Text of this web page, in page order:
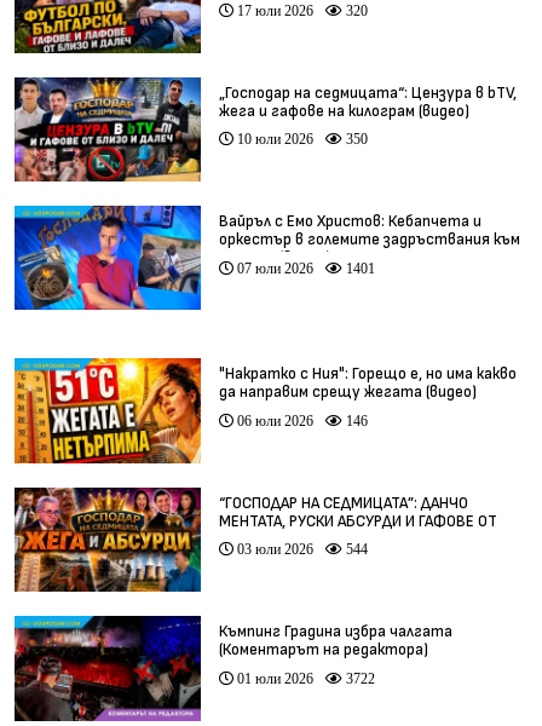
17 юли 2026 320
„Господар на седмицата“: Цензура в bTV,
жега и гафове на килограм (видео)
10 юли 2026 350
Вайръл с Емо Христов: Кебапчета и
оркестър в големите задръствания към
морето (видео)
07 юли 2026 1401
"Накратко с Ния": Горещо е, но има какво
да направим срещу жегата (видео)
06 юли 2026 146
“ГОСПОДАР НА СЕДМИЦАТА”: ДАНЧО
МЕНТАТА, РУСКИ АБСУРДИ И ГАФОВЕ ОТ
ЦЯЛ СВЯТ
03 юли 2026 544
Къмпинг Градина избра чалгата
(Коментарът на редактора)
01 юли 2026 3722